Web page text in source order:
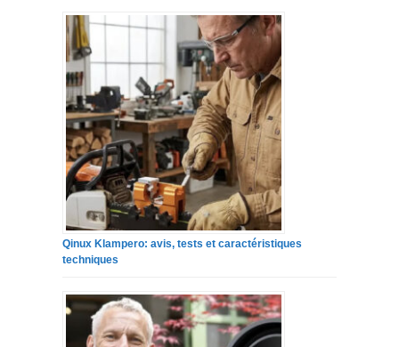
Qinux Klampero: avis, tests et caractéristiques
techniques